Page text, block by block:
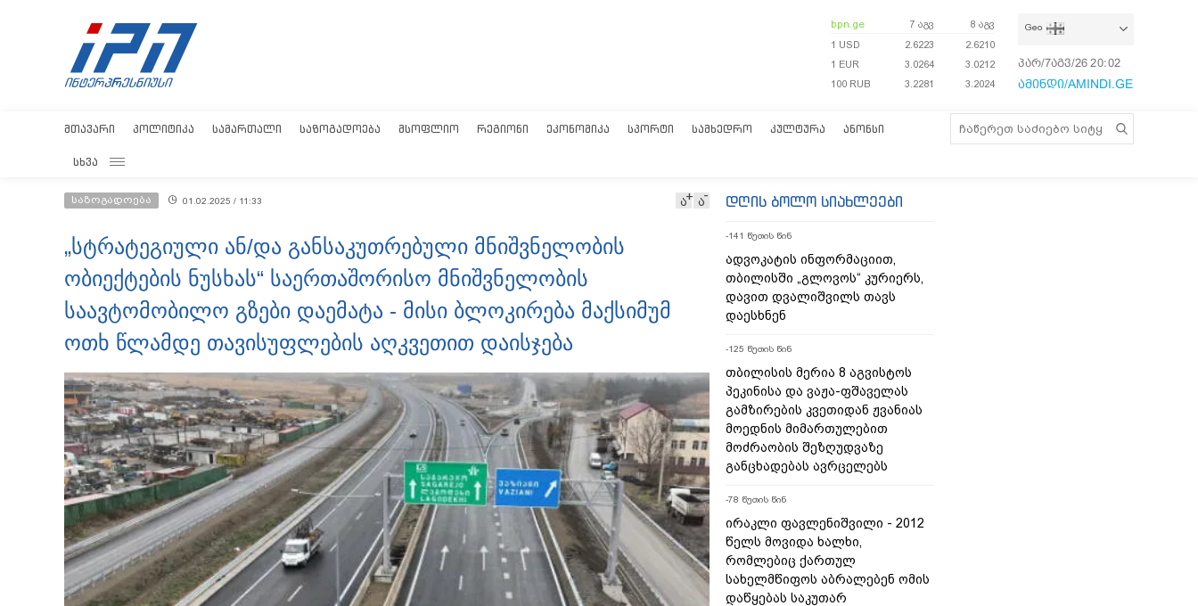
bpn.ge 7 აგვ
8 აგვ
1 USD
2.6223
2.6210
1 EUR
3.0264
3.0212
100 RUB
3.2281 3.2024
Geo
პარ/7აგვ/26 20:02:38
ამინდი/AMINDI.GE
ᲛᲗᲐᲕᲐᲠᲘ ᲞᲝᲚᲘᲢᲘᲙᲐ ᲡᲐᲛᲐᲠᲗᲐᲚᲘ ᲡᲐᲖᲝᲒᲐᲓᲝᲔᲑᲐ ᲛᲡᲝᲤᲚᲘᲝ ᲠᲔᲒᲘᲝᲜᲘ ᲔᲙᲝᲜᲝᲛᲘᲙᲐ ᲡᲞᲝᲠᲢᲘ ᲡᲐᲛᲮᲔᲓᲠᲝ ᲙᲣᲚᲢᲣᲠᲐ ᲐᲜᲝᲜᲡᲘ
ᲡᲮᲕᲐ
საზოგადოება 01.02.2025 / 11:33 ა ა
„სტრატეგიული ან/და განსაკუთრებული მნიშვნელობის
ობიექტების ნუსხას“ საერთაშორისო მნიშვნელობის
საავტომობილო გზები დაემატა - მისი ბლოკირება მაქსიმუმ
ოთხ წლამდე თავისუფლების აღკვეთით დაისჯება
დღის ბოლო სიახლეები
-141 წუთის წინ
ადვოკატის ინფორმაციით,
თბილისში „გლოვოს“ კურიერს,
დავით დვალიშვილს თავს
დაესხნენ
-125 წუთის წინ
თბილისის მერია 8 აგვისტოს
პეკინისა და ვაჟა-ფშაველას
გამზირების კვეთიდან ჟვანიას
მოედნის მიმართულებით
მოძრაობის შეზღუდვაზე
განცხადებას ავრცელებს
-78 წუთის წინ
ირაკლი ფავლენიშვილი - 2012
წელს მოვიდა ხალხი,
რომლებიც ქართულ
სახელმწიფოს აბრალებენ ომის
დაწყებას საკუთარ